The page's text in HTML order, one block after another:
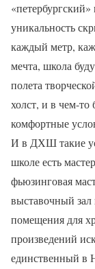
уникальность
каждый метр,
мечта, школа
полета
холст, и в чем-то
комфортные
И в ДХШ такие
школе есть
фьюзинговая
выставочный зал
помещения для
произведений
единственный в